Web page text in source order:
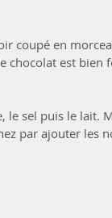
coupé en
chocolat est bien
le sel puis le lait.
par ajouter les